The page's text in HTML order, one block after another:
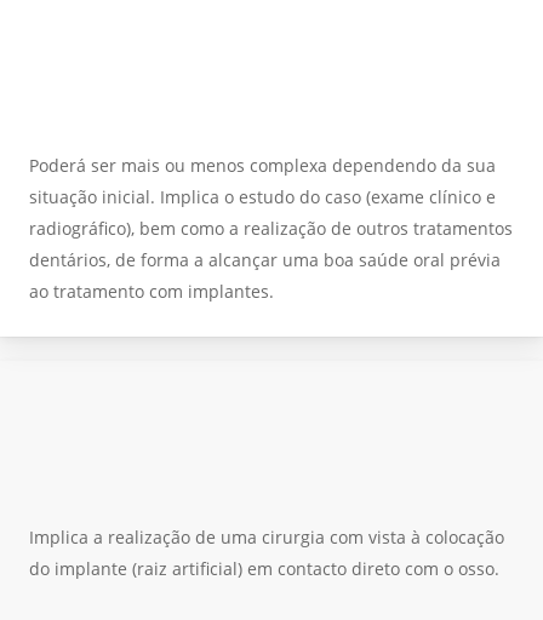
Poderá ser mais ou menos complexa dependendo da sua
situação inicial. Implica o estudo do caso (exame clínico e
radiográfico), bem como a realização de outros tratamentos
dentários, de forma a alcançar uma boa saúde oral prévia
ao tratamento com implantes.
Implica a realização de uma cirurgia com vista à colocação
do implante (raiz artificial) em contacto direto com o osso.